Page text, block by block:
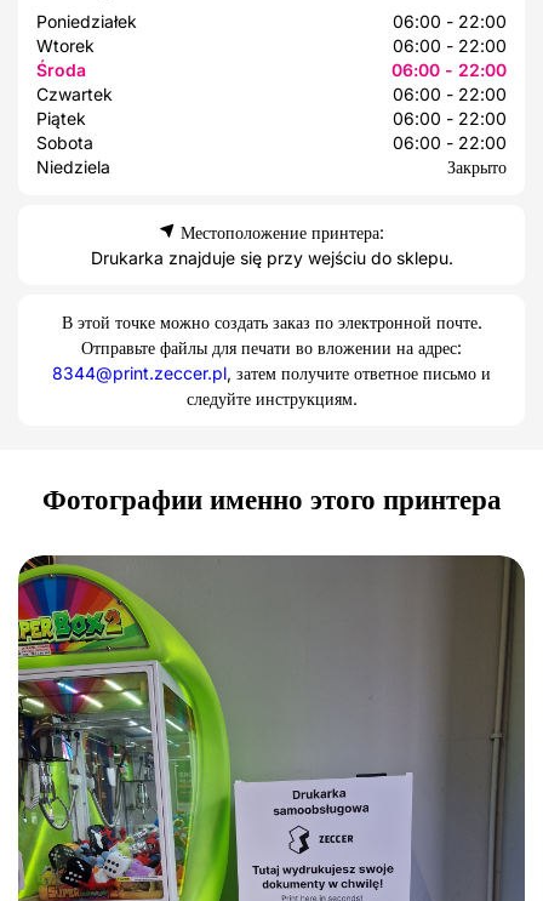
Poniedziałek
06:00 - 22:00
Wtorek
06:00 - 22:00
Środa
06:00 - 22:00
Czwartek
06:00 - 22:00
Piątek
06:00 - 22:00
Sobota
06:00 - 22:00
Niedziela
Закрыто
Местоположение принтера:
Drukarka znajduje się przy wejściu do sklepu.
В этой точке можно создать заказ по электронной почте.
Отправьте файлы для печати во вложении на адрес:
8344@print.zeccer.pl, затем получите ответное письмо и
следуйте инструкциям.
Фотографии именно этого принтера